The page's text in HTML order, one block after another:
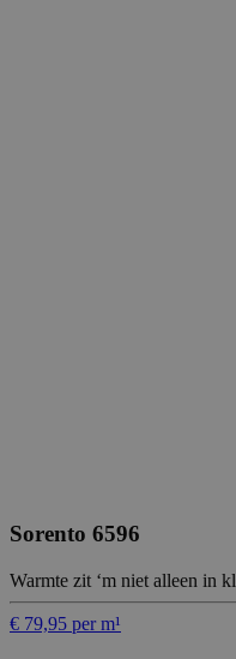
Sorento 6596
Warmte zit ‘m niet alleen in
€ 79,95 per m¹